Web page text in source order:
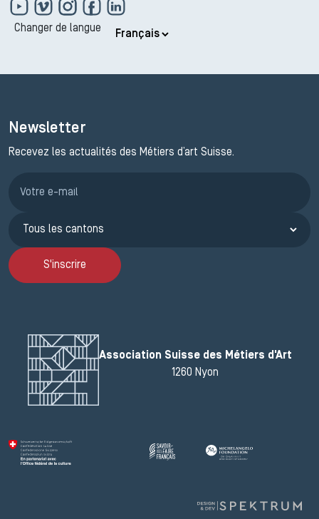
Changer de langue
Newsletter
Recevez les actualités des Métiers d’art Suisse.
S'inscrire
Association Suisse des Métiers d'Art
1260 Nyon